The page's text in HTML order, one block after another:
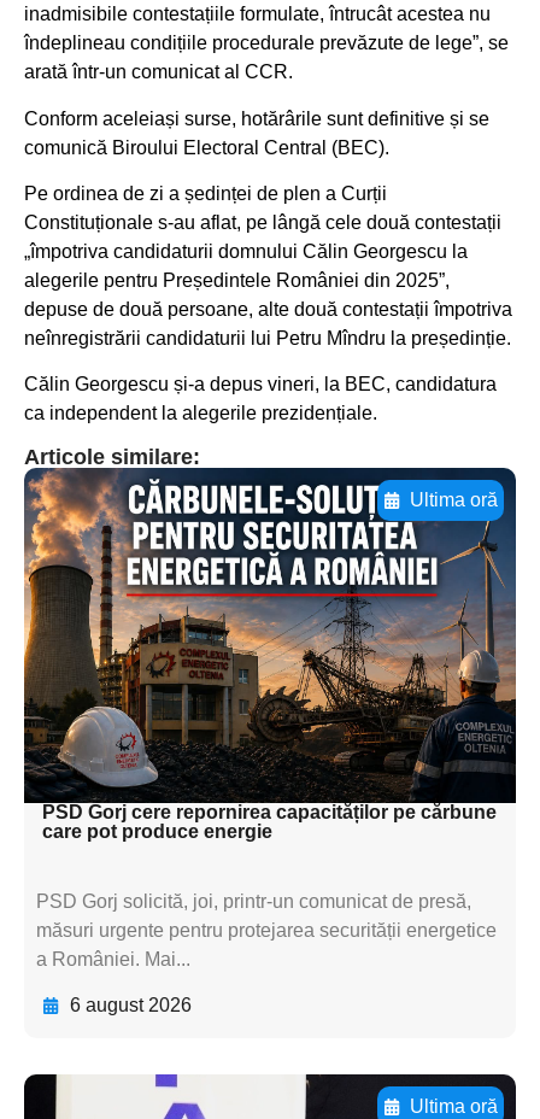
inadmisibile contestațiile formulate, întrucât acestea nu
îndeplineau condițiile procedurale prevăzute de lege”, se
arată într-un comunicat al CCR.
Conform aceleiași surse, hotărârile sunt definitive și se
comunică Biroului Electoral Central (BEC).
Pe ordinea de zi a ședinței de plen a Curții
Constituționale s-au aflat, pe lângă cele două contestații
„împotriva candidaturii domnului Călin Georgescu la
alegerile pentru Președintele României din 2025”,
depuse de două persoane, alte două contestații împotriva
neînregistrării candidaturii lui Petru Mîndru la președinție.
Călin Georgescu și-a depus vineri, la BEC, candidatura
ca independent la alegerile prezidențiale.
Articole similare:
Ultima oră
Adaugă aici textul pentru
subtitluAdaugă aici
textul pentru
subtitluAdaugă aici
textul pentru
subtitluAdaugă aici
textul pentru subti
PSD Gorj cere repornirea capacităților pe cărbune
care pot produce energie
PSD Gorj solicită, joi, printr-un comunicat de presă,
măsuri urgente pentru protejarea securității energetice
a României. Mai...
6 august 2026
Ultima oră